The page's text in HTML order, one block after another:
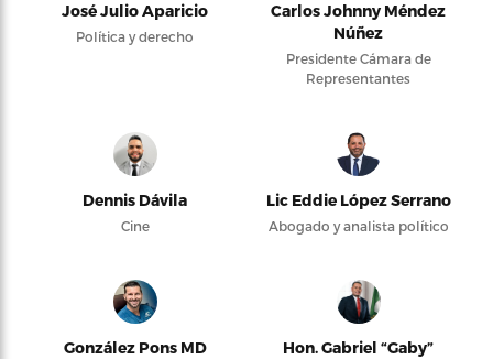
José Julio Aparicio
Política y derecho
Carlos Johnny Méndez
Núñez
Presidente Cámara de
Representantes
Dennis Dávila
Cine
Lic Eddie López Serrano
Abogado y analista político
González Pons MD
Hon. Gabriel “Gaby”